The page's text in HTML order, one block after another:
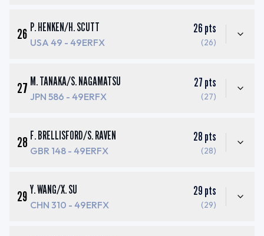
26 P. HENKEN/H. SCUTT
USA 49 - 49ERFX
26 pts
(26)
27 M. TANAKA/S. NAGAMATSU
JPN 586 - 49ERFX
27 pts
(27)
28 F. BRELLISFORD/S. RAVEN
GBR 148 - 49ERFX
28 pts
(28)
29 Y. WANG/X. SU
CHN 310 - 49ERFX
29 pts
(29)